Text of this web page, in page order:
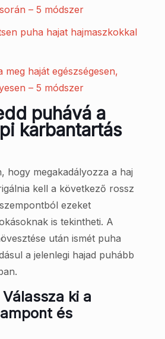
– 5 módszer
puha hajat hajmaszkokkal
meg haját egészségesen,
– 5 módszer
puhává a
karbantartás
hogy megakadályozza a haj
kell a következő rossz
ezeket
is tekintheti. A
után ismét puha
a jelenlegi hajad puhább
ki a
és